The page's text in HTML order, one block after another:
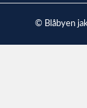
© Blåbyen